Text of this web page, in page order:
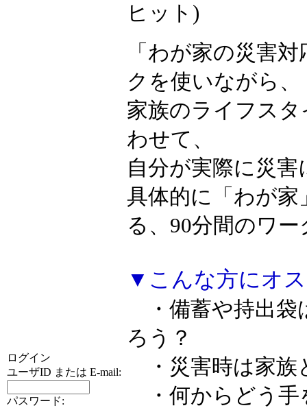
ログイン
ユーザID または E-mail:
パスワード:
ヒット )
「わが家の災害
クを使いながら、
家族のライフス
わせて、
自分が実際に災
具体的に「わが
る、90分間のワ
▼こんな方にオ
・備蓄や持出袋
ろう？
・災害時は家族
・何からどう手